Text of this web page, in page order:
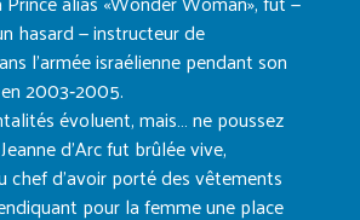
hasard — instructeur de
l’armée israélienne pendant son
2003‑2005.
évoluent, mais… ne poussez
d’Arc fut brûlée vive,
chef d’avoir porté des vêtements
pour la femme une place